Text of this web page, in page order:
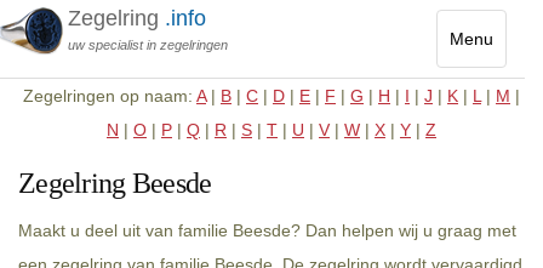
Menu
Toggle
Zegelring .info
uw specialist in zegelringen
Zegelringen op naam: A| B | C | D | E | F | G | H | I | J | K | L | M |
N | O | P | Q | R | S | T | U | V | W | X | Y | Z
Zegelring Beesde
Maakt u deel uit van familie Beesde? Dan helpen wij u graag met